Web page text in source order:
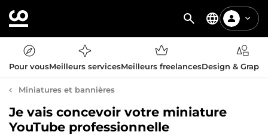
Pour vousMeilleurs servicesMeilleurs freelancesDesign &
Miniatures et bannières
Je vais concevoir votre miniature
YouTube professionnelle